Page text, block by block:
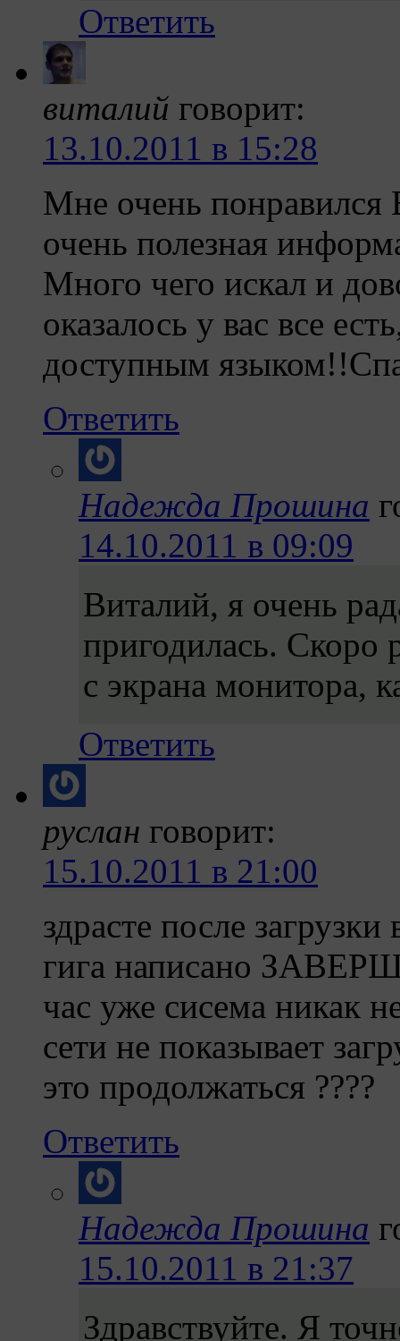
Ответить
виталий говорит:
13.10.2011 в 15:28
Мне очень
очень полезная
Много чего искал и
оказалось у вас все
доступным
Ответить
Надежда Прошина
14.10.2011 в 09:09
Виталий, я очень
пригодилась. Скоро
с экрана монитора,
Ответить
руслан говорит:
15.10.2011 в 21:00
здрасте после
гига написано
час уже сисема никак
сети не показывает
это продолжаться ????
Ответить
Надежда Прошина
15.10.2011 в 21:37
Здравствуйте. Я